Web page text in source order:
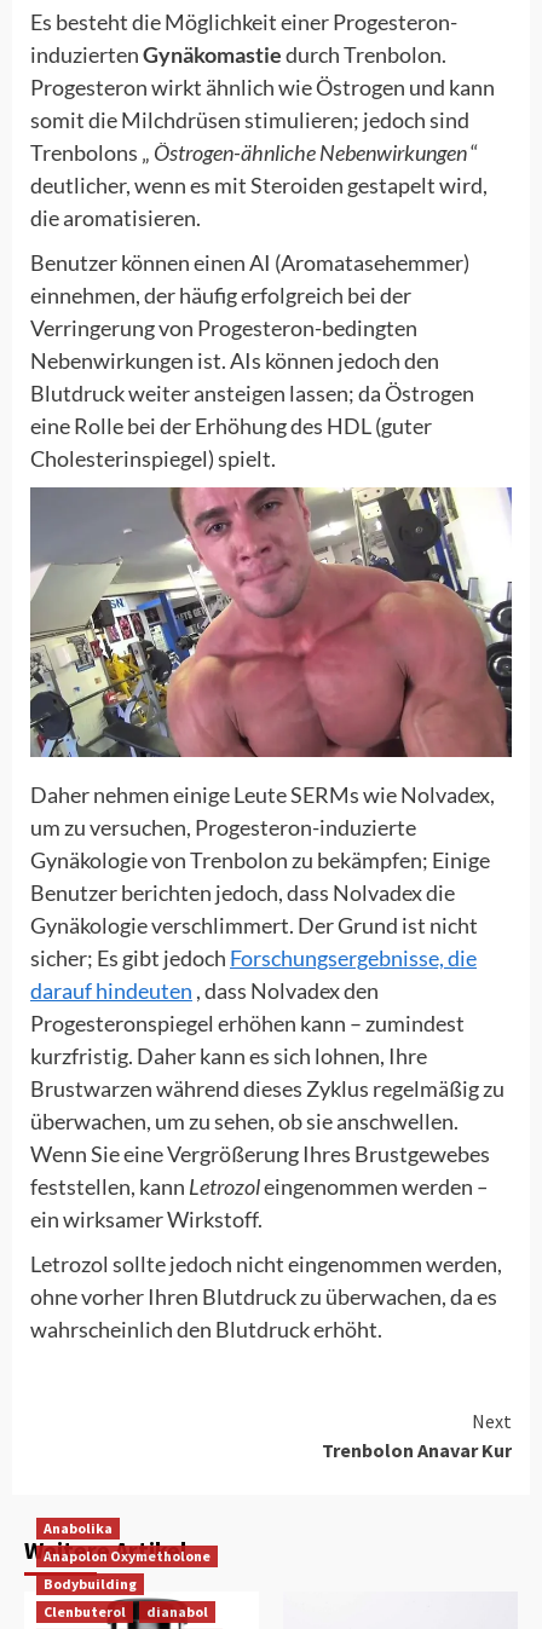
Es besteht die Möglichkeit einer Progesteron-
induziertenGynäkomastiedurch Trenbolon.
Progesteron wirkt ähnlich wie Östrogen und kann
somit die Milchdrüsen stimulieren; jedoch sind
Trenbolons „ Östrogen-ähnliche Nebenwirkungen“
deutlicher, wenn es mit Steroiden gestapelt wird,
die aromatisieren.
Benutzer können einen AI (Aromatasehemmer)
einnehmen, der häufig erfolgreich bei der
Verringerung von Progesteron-bedingten
Nebenwirkungen ist. AIs können jedoch den
Blutdruck weiter ansteigen lassen; da Östrogen
eine Rolle bei der Erhöhung des HDL (guter
Cholesterinspiegel) spielt.
Daher nehmen einige Leute SERMs wie Nolvadex,
um zu versuchen, Progesteron-induzierte
Gynäkologie von Trenbolon zu bekämpfen; Einige
Benutzer berichten jedoch, dass Nolvadex die
Gynäkologie verschlimmert. Der Grund ist nicht
sicher; Es gibt jedoch Forschungsergebnisse, die
darauf hindeuten , dass Nolvadex den
Progesteronspiegel erhöhen kann – zumindest
kurzfristig. Daher kann es sich lohnen, Ihre
Brustwarzen während dieses Zyklus regelmäßig zu
überwachen, um zu sehen, ob sie anschwellen.
Wenn Sie eine Vergrößerung Ihres Brustgewebes
feststellen, kann Letrozoleingenommen werden –
ein wirksamer Wirkstoff.
Letrozol sollte jedoch nicht eingenommen werden,
ohne vorher Ihren Blutdruck zu überwachen, da es
wahrscheinlich den Blutdruck erhöht.
Next
Trenbolon Anavar Kur
Weitere Artikel
Anabolika
Anapolon Oxymetholone
Bodybuilding
Clenbuterol
dianabol